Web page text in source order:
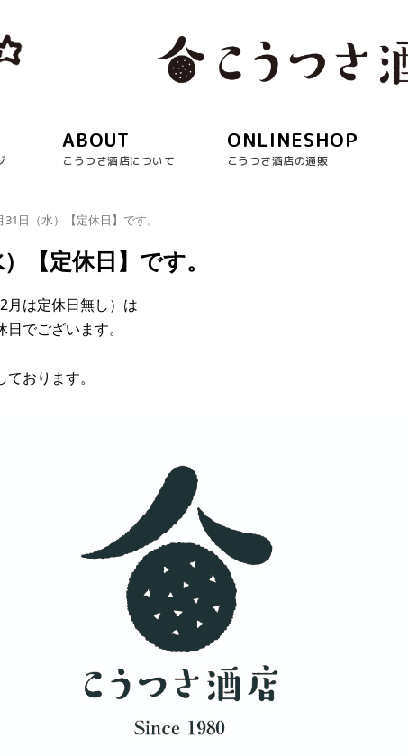
ABOUT
こうつさ酒店について
ONLINESHOP
こうつさ酒店の通販
31日（水）【定休日】です。
【定休日】です。
月は定休日無し）は
日でございます。
おります。